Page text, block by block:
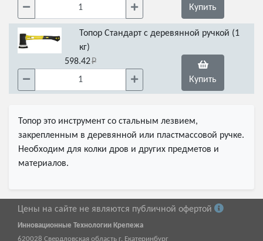
Купить
Топор Стандарт с деревянной ручкой (1
кг)
598.42
Купить
Топор это инструмент со стальным лезвием,
закрепленным в деревянной или пластмассовой ручке.
Необходим для колки дров и других предметов и
материалов.
Цены на сайте не являются публичной офертой
Инновационные Технологии Крепежа
620028 Свердловская область г. Екатеринбург